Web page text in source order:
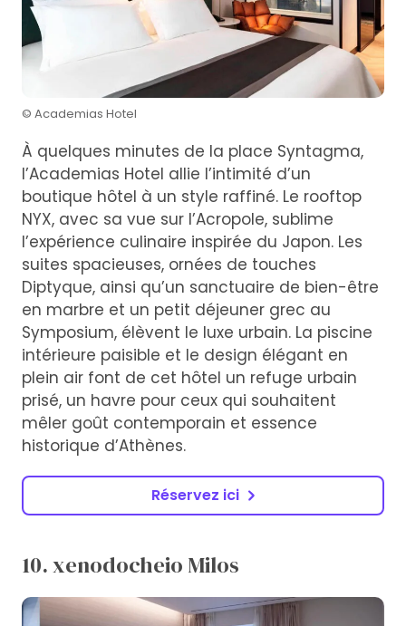
© Academias Hotel
À quelques minutes de la place Syntagma,
l’Academias Hotel allie l’intimité d’un
boutique hôtel à un style raffiné. Le rooftop
NYX, avec sa vue sur l’Acropole, sublime
l’expérience culinaire inspirée du Japon. Les
suites spacieuses, ornées de touches
Diptyque, ainsi qu’un sanctuaire de bien-être
en marbre et un petit déjeuner grec au
Symposium, élèvent le luxe urbain. La piscine
intérieure paisible et le design élégant en
plein air font de cet hôtel un refuge urbain
prisé, un havre pour ceux qui souhaitent
mêler goût contemporain et essence
historique d’Athènes.
Réservez ici
10. xenodocheio Milos